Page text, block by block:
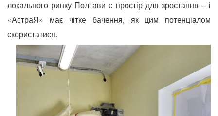
локального ринку Полтави є простір для зростання – і
«АстраЯ» має чітке бачення, як цим потенціалом
скористатися.